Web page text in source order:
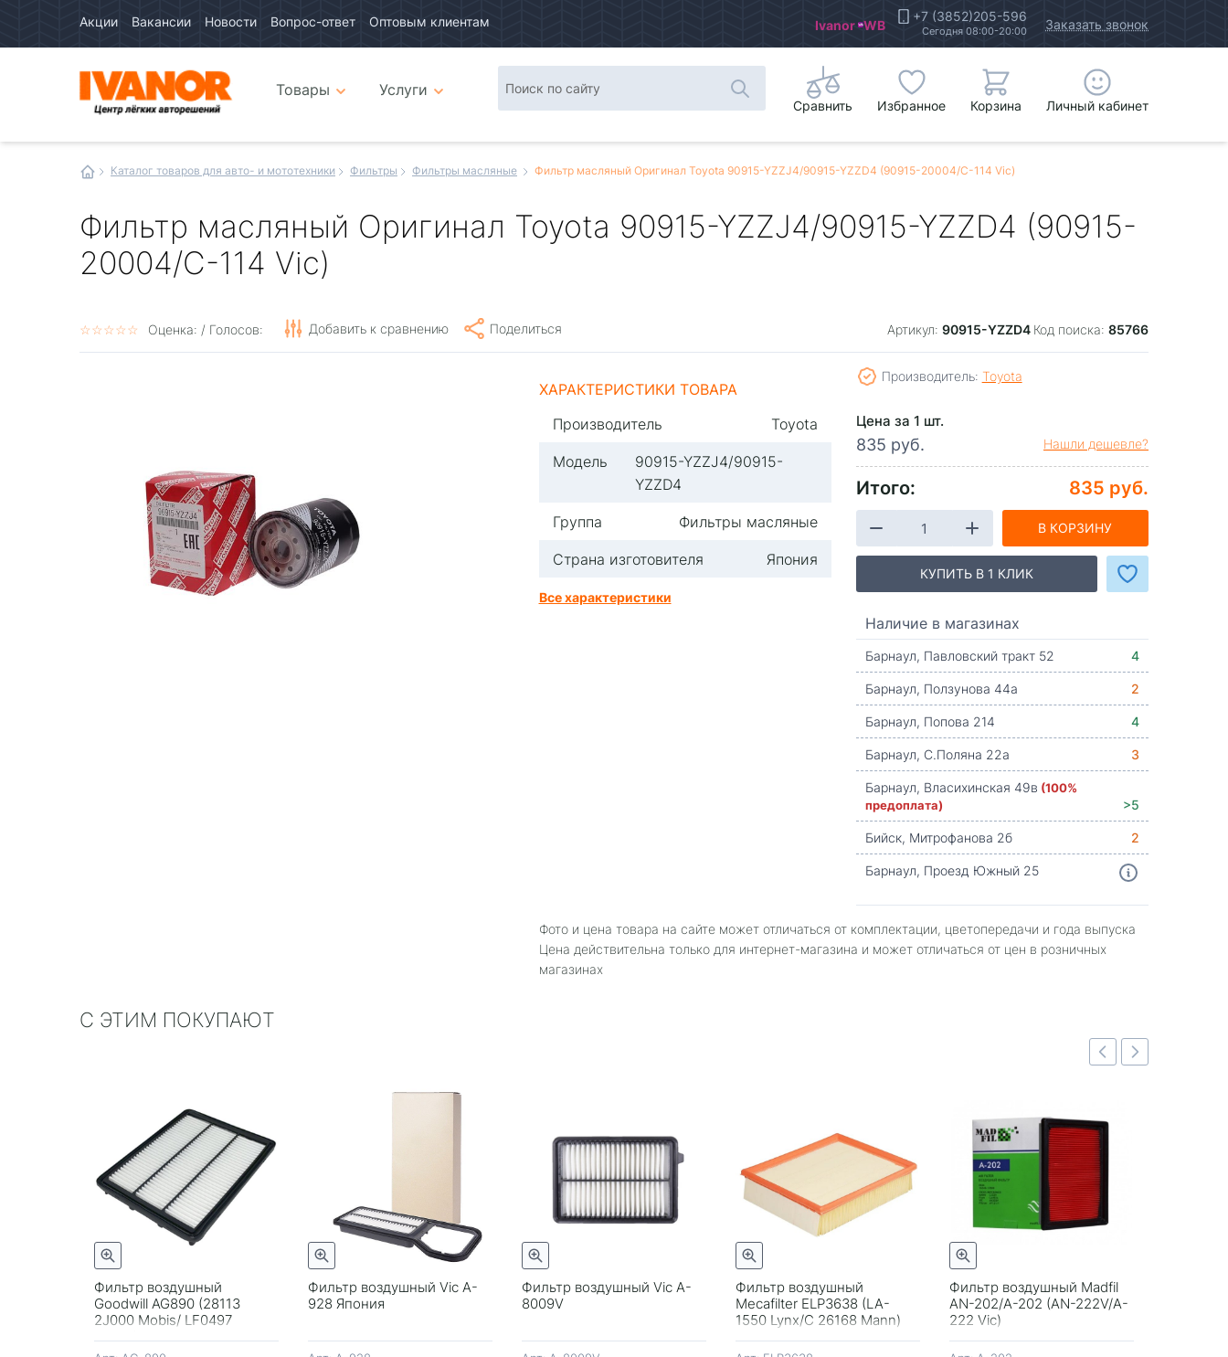
Акции Вакансии Новости Вопрос-ответ Оптовым клиентам Ivanor WB +7 (3852)205-596
Сегодня 08:00-20:00 Заказать звонок
интернетТовары
Услуги
Сравнить Избранное Корзина Личный кабинет
Каталог товаров для авто- и мототехники Фильтры Фильтры масляные Фильтр масляный Оригинал Toyota 90915-YZZJ4/90915-YZZD4 (90915-20004/C-114 Vic)
Фильтр масляный Оригинал Toyota 90915-YZZJ4/90915-YZZD4 (90915-
20004/C-114 Vic)
☆☆☆☆☆
★★★★★ Оценка: / Голосов: Добавить к сравнению Поделиться Артикул: 90915-YZZD4 Код поиска: 85766
ХАРАКТЕРИСТИКИ ТОВАРА
Производитель
Toyota
Модель
90915-YZZJ4/90915-
YZZD4
Группа
Фильтры масляные
Страна изготовителя
Япония
Все характеристики
Производитель: Toyota
Цена за 1 шт.
835 руб. Нашли дешевле?
Итого: 835 руб.
В КОРЗИНУ
КУПИТЬ В 1 КЛИК
Наличие в магазинах
Барнаул, Павловский тракт 52
4
Барнаул, Ползунова 44а
2
Барнаул, Попова 214
4
Барнаул, С.Поляна 22а
3
Барнаул, Власихинская 49в (100%
предоплата)
>5
Бийск, Митрофанова 2б
2
Барнаул, Проезд Южный 25
Фото и цена товара на сайте может отличаться от комплектации, цветопередачи и года выпуска
Цена действительна только для интернет-магазина и может отличаться от цен в розничных
магазинах
С ЭТИМ ПОКУПАЮТ
Фильтр воздушный
Goodwill AG890 (28113
2J000 Mobis/ LF0497
Фильтр воздушный Vic A-
928 Япония
Фильтр воздушный Vic A-
8009V
Фильтр воздушный
Mecafilter ELP3638 (LA-
1550 Lynx/C 26168 Mann)
Фильтр воздушный Madfil
AN-202/A-202 (AN-222V/A-
222 Vic)
Быстрый просмотр